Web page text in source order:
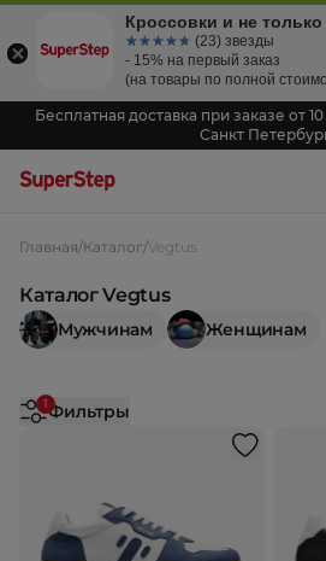
Бесплатная доставка при заказе от
Санкт
Главная/Каталог/Vegtus
Каталог Vegtus
Мужчинам
Женщинам
1Фильтры
Кроссовки и не только
☆☆☆☆☆
★★★★★ (23) звезды
- 15% на первый заказ
(на товары по полной